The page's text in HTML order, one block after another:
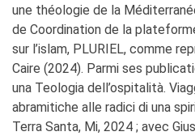
une théologie de la
de Coordination de la
sur l’islam, PLURIEL, comme
Caire (2024). Parmi ses
una Teologia dell’ospitalità.
abramitiche alle radici di una
Terra Santa, Mi, 2024 ; avec